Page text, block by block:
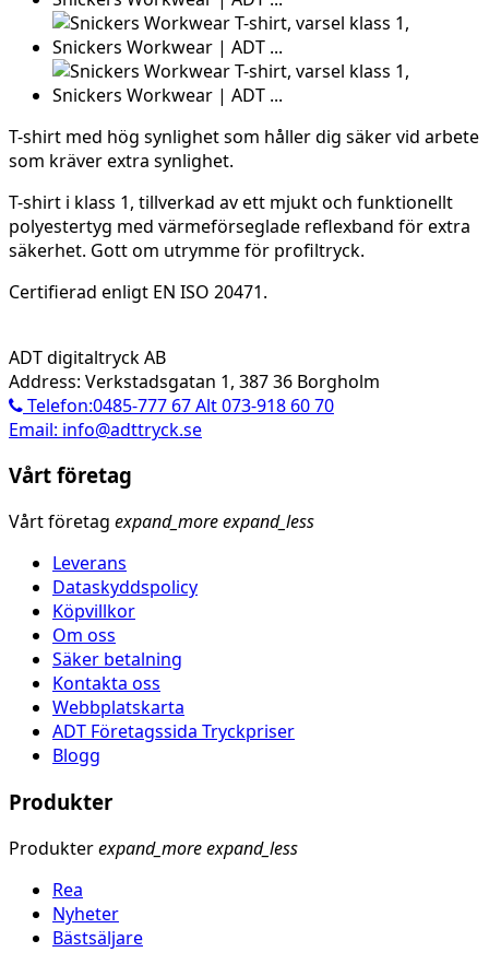
T-shirt med hög synlighet som håller dig säker vid arbete
som kräver extra synlighet.
T-shirt i klass 1, tillverkad av ett mjukt och funktionellt
polyestertyg med värmeförseglade reflexband för extra
säkerhet. Gott om utrymme för profiltryck.
Certifierad enligt EN ISO 20471.
ADT digitaltryck AB
Address: Verkstadsgatan 1, 387 36 Borgholm
Telefon:0485-777 67 Alt 073-918 60 70
Email: info@adttryck.se
Vårt företag
Vårt företag expand_moreexpand_less
Leverans
Dataskyddspolicy
Köpvillkor
Om oss
Säker betalning
Kontakta oss
Webbplatskarta
ADT Företagssida Tryckpriser
Blogg
Produkter
Produkterexpand_moreexpand_less
Rea
Nyheter
Bästsäljare